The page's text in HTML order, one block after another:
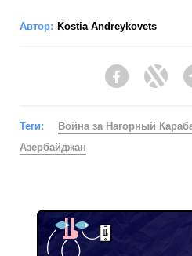
Автор: Kostia Andreykovets
Facebook
Теги: Война за Нагорный
Азербайджан